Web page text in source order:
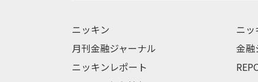
ニッキン
月刊金融ジャーナル
ニッキンレポート
ニ
金融